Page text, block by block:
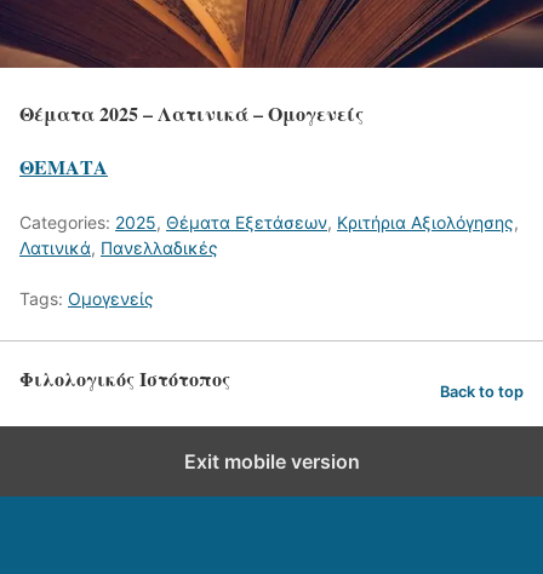
Θέματα 2025 – Λατινικά – Ομογενείς
ΘΕΜΑΤΑ
Categories: 2025, Θέματα Εξετάσεων, Κριτήρια Αξιολόγησης,
Λατινικά, Πανελλαδικές
Tags: Ομογενείς
Φιλολογικός Ιστότοπος Back to top
Exit mobile version